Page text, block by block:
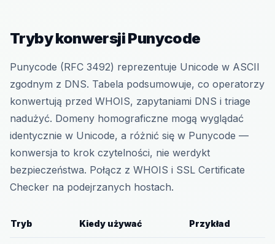
Tryby konwersji Punycode
Punycode (RFC 3492) reprezentuje Unicode w ASCII
zgodnym z DNS. Tabela podsumowuje, co operatorzy
konwertują przed WHOIS, zapytaniami DNS i triage
nadużyć. Domeny homograficzne mogą wyglądać
identycznie w Unicode, a różnić się w Punycode —
konwersja to krok czytelności, nie werdykt
bezpieczeństwa. Połącz z WHOIS i SSL Certificate
Checker na podejrzanych hostach.
Tryb Kiedy używać Przykład